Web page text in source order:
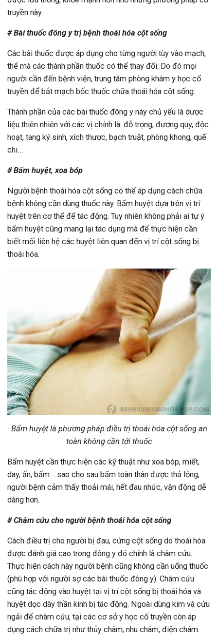
truyền này.
# Bài thuốc đông y trị bệnh thoái hóa cột sống
Các bài thuốc được áp dụng cho từng người tùy vào mạch,
thể mà các thành phần thuốc có thể thay đổi. Do đó mọi
người cần đến bệnh viện, trung tâm phòng khám y học cổ
truyền để bắt mạch bốc thuốc chữa thoái hóa cột sống.
Thành phần của các bài thuốc đông y này chủ yếu là dược
liệu thiên nhiên với các vị chính là: đỗ trọng, đương quy, độc
hoạt, tang ký sinh, xích thược, bạch truật, phòng khong, quế
chi…
# Bấm huyệt, xoa bóp
Người bệnh thoái hóa cột sống có thể áp dụng cách chữa
bệnh không cần dùng thuốc này. Bấm huyệt dựa trên vị trí
huyệt trên cơ thể để tác động. Tuy nhiên không phải ai tự ý
bấm huyệt cũng mang lại tác dụng mà để thực hiện cần
biết mối liên hệ các huyệt liên quan đến vị trí cột sống bị
thoái hóa.
Bấm huyệt là phương pháp điều trị thoái hóa cột sống an
toàn không cần tới thuốc
Bấm huyệt cần thực hiện các kỹ thuật như xoa bóp, miết,
day, ấn, bấm… sao cho sau bấm toàn thân được thả lỏng,
người bệnh cảm thấy thoải mái, hết đau nhức, vận động dễ
dàng hơn.
# Châm cứu cho người bệnh thoái hóa cột sống
Cách điều trị cho người bị đau, cứng cột sống do thoái hóa
được đánh giá cao trong đông y đó chính là châm cứu.
Thực hiện cách này người bệnh cũng không cần uống thuốc
(phù hợp với người sợ các bài thuốc đông y). Châm cứu
cũng tác động vào huyệt tại vị trí cột sống bị thoái hóa và
huyệt dọc dây thần kinh bị tác động. Ngoài dùng kim và cứu
ngải để châm cứu, tại các cơ sở y học cổ truyền còn áp
dụng cách chữa trị như thủy châm, nhu châm, điện châm.